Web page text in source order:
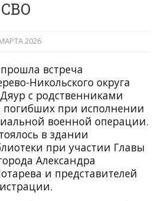
2026
встреча
Никольского округа
с родственниками
погибших при исполнении
военной операции.
в здании
при участии Главы
Александра
и представителей